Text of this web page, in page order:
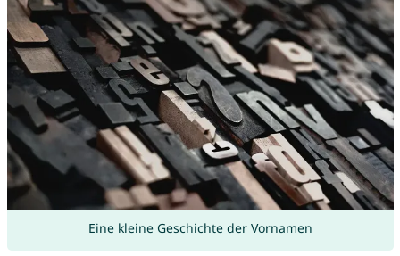
Eine kleine Geschichte der Vornamen